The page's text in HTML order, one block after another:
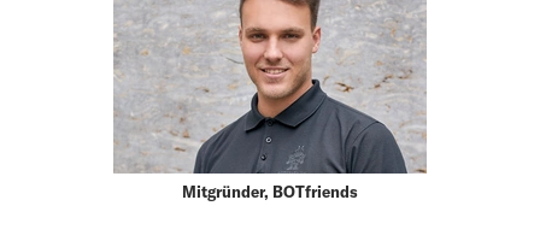
Mitgründer, BOTfriends